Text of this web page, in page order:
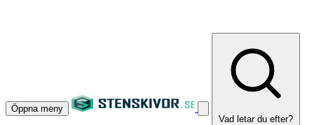
Öppna meny
Vad letar du efter?